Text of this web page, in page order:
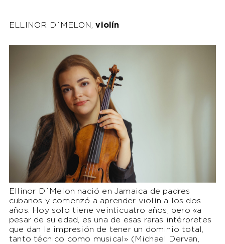
ELLINOR D´MELON,violín
Ellinor D´Melon nació en Jamaica de padres
cubanos y comenzó a aprender violín a los dos
años. Hoy solo tiene veinticuatro años, pero «a
pesar de su edad, es una de esas raras intérpretes
que dan la impresión de tener un dominio total,
tanto técnico como musical» (Michael Dervan,